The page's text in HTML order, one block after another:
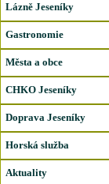
Lázně Jeseníky
Gastronomie
Města a obce
CHKO Jeseníky
Doprava Jeseníky
Horská služba
Aktuality